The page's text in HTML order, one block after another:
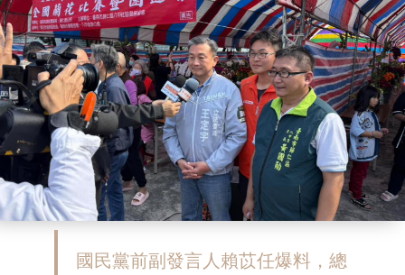
國民黨前副發言人賴苡任爆料，總